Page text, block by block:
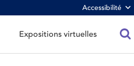
Accessibilité
Expositions virtuelles